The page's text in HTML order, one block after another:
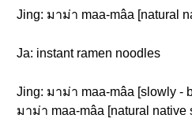
Jing: มาม่า maa-mâa [natural
Ja: instant ramen noodles
Jing: มาม่า maa-mâa [slowly -
มาม่า maa-mâa [natural native